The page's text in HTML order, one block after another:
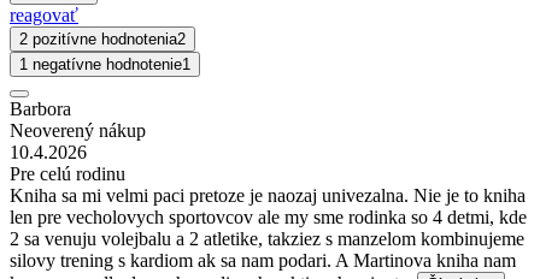
reagovať
2 pozitívne hodnotenia2
1 negatívne hodnotenie1
Barbora
Neoverený nákup
10.4.2026
Pre celú rodinu
Kniha sa mi velmi paci pretoze je naozaj univezalna. Nie je to kniha
len pre vecholovych sportovcov ale my sme rodinka so 4 detmi, kde
2 sa venuju volejbalu a 2 atletike, takziez s manzelom kombinujeme
silovy trening s kardiom ak sa nam podari. A Martinova kniha nam